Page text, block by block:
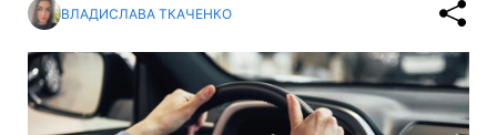
ВЛАДИСЛАВА ТКАЧЕНКО